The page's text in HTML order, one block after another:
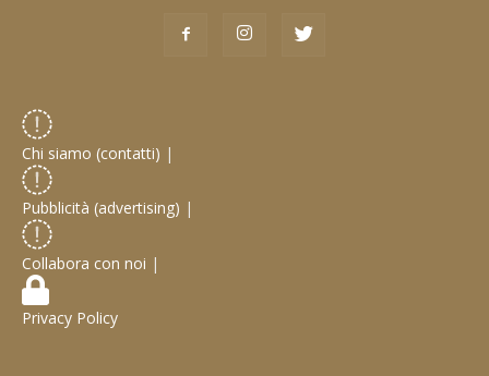
Chi siamo (contatti) |
Pubblicità (advertising) |
Collabora con noi |
Privacy Policy